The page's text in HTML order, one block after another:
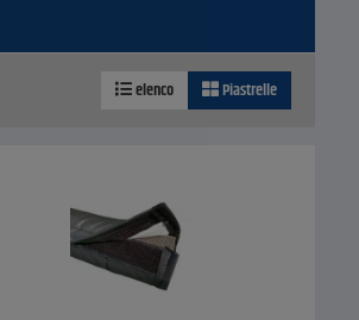
elenco Piastrelle